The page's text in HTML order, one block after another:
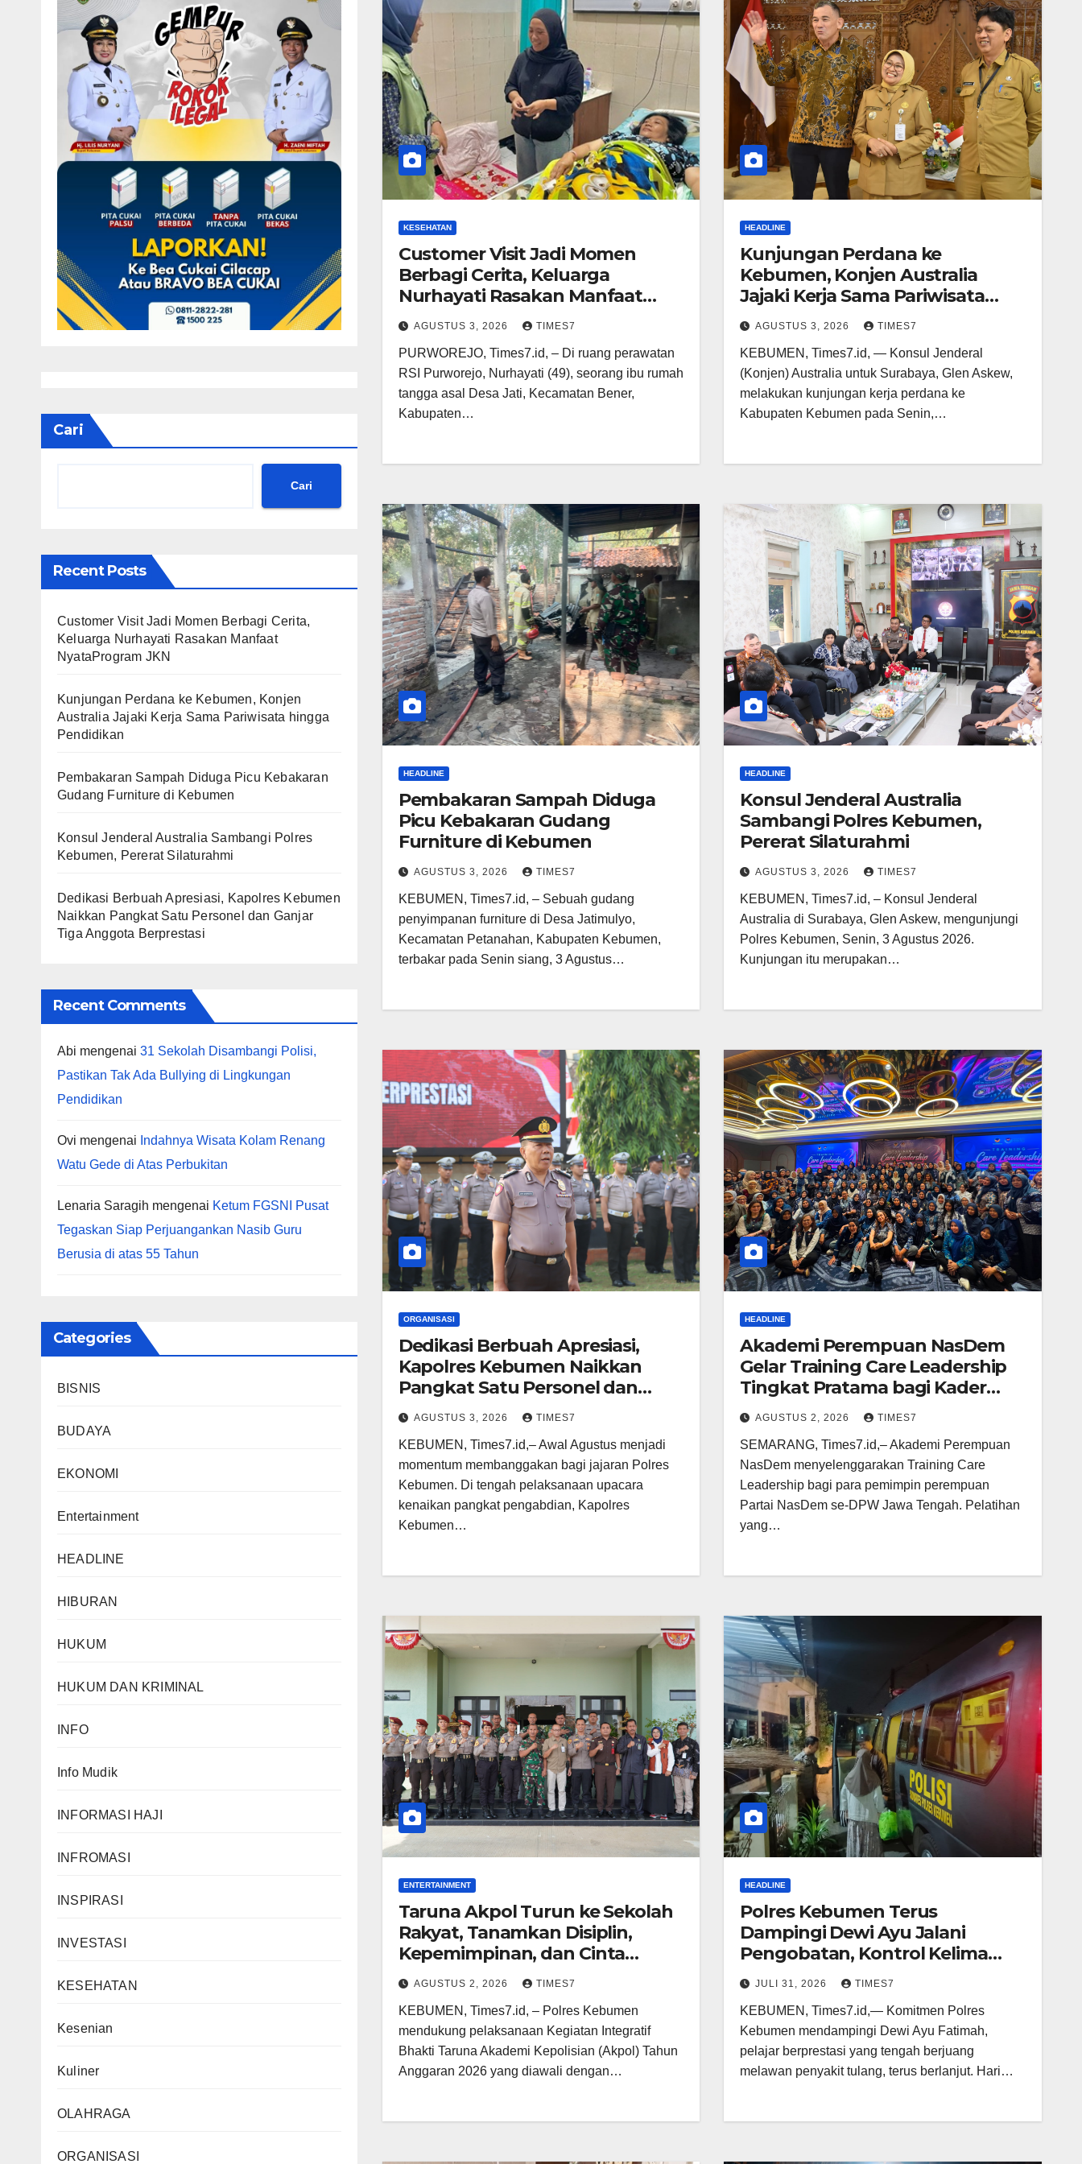
Cari
Cari
Recent Posts
Customer Visit Jadi Momen Berbagi Cerita,
Keluarga Nurhayati Rasakan Manfaat
NyataProgram JKN
Kunjungan Perdana ke Kebumen, Konjen
Australia Jajaki Kerja Sama Pariwisata hingga
Pendidikan
Pembakaran Sampah Diduga Picu Kebakaran
Gudang Furniture di Kebumen
Konsul Jenderal Australia Sambangi Polres
Kebumen, Pererat Silaturahmi
Dedikasi Berbuah Apresiasi, Kapolres Kebumen
Naikkan Pangkat Satu Personel dan Ganjar
Tiga Anggota Berprestasi
Recent Comments
Abi mengenai 31 Sekolah Disambangi Polisi,
Pastikan Tak Ada Bullying di Lingkungan
Pendidikan
Ovi mengenai Indahnya Wisata Kolam Renang
Watu Gede di Atas Perbukitan
Lenaria Saragih mengenai Ketum FGSNI Pusat
Tegaskan Siap Perjuangankan Nasib Guru
Berusia di atas 55 Tahun
Categories
BISNIS
BUDAYA
EKONOMI
Entertainment
HEADLINE
HIBURAN
HUKUM
HUKUM DAN KRIMINAL
INFO
Info Mudik
INFORMASI HAJI
INFROMASI
INSPIRASI
INVESTASI
KESEHATAN
Kesenian
Kuliner
OLAHRAGA
ORGANISASI
KESEHATAN
Customer Visit Jadi Momen
Berbagi Cerita, Keluarga
Nurhayati Rasakan Manfaat
NyataProgram JKN
AGUSTUS 3, 2026 TIMES7
PURWOREJO, Times7.id, – Di ruang perawatan
RSI Purworejo, Nurhayati (49), seorang ibu rumah
tangga asal Desa Jati, Kecamatan Bener,
Kabupaten…
HEADLINE
Kunjungan Perdana ke
Kebumen, Konjen Australia
Jajaki Kerja Sama Pariwisata
hingga Pendidikan
AGUSTUS 3, 2026 TIMES7
KEBUMEN, Times7.id, — Konsul Jenderal
(Konjen) Australia untuk Surabaya, Glen Askew,
melakukan kunjungan kerja perdana ke
Kabupaten Kebumen pada Senin,…
HEADLINE
Pembakaran Sampah Diduga
Picu Kebakaran Gudang
Furniture di Kebumen
AGUSTUS 3, 2026 TIMES7
KEBUMEN, Times7.id, – Sebuah gudang
penyimpanan furniture di Desa Jatimulyo,
Kecamatan Petanahan, Kabupaten Kebumen,
terbakar pada Senin siang, 3 Agustus…
HEADLINE
Konsul Jenderal Australia
Sambangi Polres Kebumen,
Pererat Silaturahmi
AGUSTUS 3, 2026 TIMES7
KEBUMEN, Times7.id, – Konsul Jenderal
Australia di Surabaya, Glen Askew, mengunjungi
Polres Kebumen, Senin, 3 Agustus 2026.
Kunjungan itu merupakan…
ORGANISASI
Dedikasi Berbuah Apresiasi,
Kapolres Kebumen Naikkan
Pangkat Satu Personel dan
Ganjar Tiga Anggota Berprestasi
AGUSTUS 3, 2026 TIMES7
KEBUMEN, Times7.id,– Awal Agustus menjadi
momentum membanggakan bagi jajaran Polres
Kebumen. Di tengah pelaksanaan upacara
kenaikan pangkat pengabdian, Kapolres
Kebumen…
HEADLINE
Akademi Perempuan NasDem
Gelar Training Care Leadership
Tingkat Pratama bagi Kader
Perempuan se-DPW Jawa
Tengah
AGUSTUS 2, 2026 TIMES7
SEMARANG, Times7.id,– Akademi Perempuan
NasDem menyelenggarakan Training Care
Leadership bagi para pemimpin perempuan
Partai NasDem se-DPW Jawa Tengah. Pelatihan
yang…
ENTERTAINMENT
Taruna Akpol Turun ke Sekolah
Rakyat, Tanamkan Disiplin,
Kepemimpinan, dan Cinta
Tanah Air di Kebumen
AGUSTUS 2, 2026 TIMES7
KEBUMEN, Times7.id, – Polres Kebumen
mendukung pelaksanaan Kegiatan Integratif
Bhakti Taruna Akademi Kepolisian (Akpol) Tahun
Anggaran 2026 yang diawali dengan…
HEADLINE
Polres Kebumen Terus
Dampingi Dewi Ayu Jalani
Pengobatan, Kontrol Kelima
Berjalan Lancar
JULI 31, 2026 TIMES7
KEBUMEN, Times7.id,— Komitmen Polres
Kebumen mendampingi Dewi Ayu Fatimah,
pelajar berprestasi yang tengah berjuang
melawan penyakit tulang, terus berlanjut. Hari…